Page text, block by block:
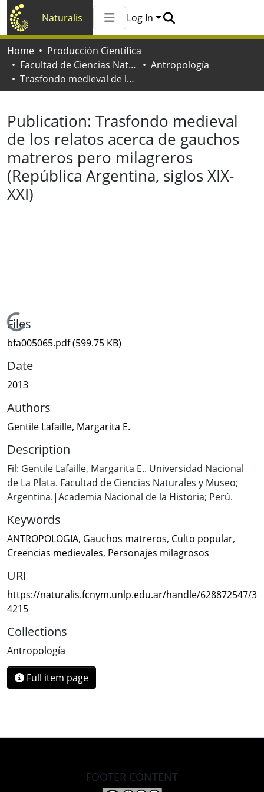
Naturalis
All of Naturalis
Log In
Home
Producción Científica
Facultad de Ciencias Naturales y Museo
Antropología
Trasfondo medieval de los relatos acerca de gauchos matreros pero milagreros (República Argentina, siglos XIX-XXI)
Publication: Trasfondo medieval
de los relatos acerca de gauchos
matreros pero milagreros
(República Argentina, siglos XIX-
XXI)
Loading...
Files
bfa005065.pdf(599.75 KB)
Date
2013
Authors
Gentile Lafaille, Margarita E.
Description
Fil: Gentile Lafaille, Margarita E.. Universidad Nacional
de La Plata. Facultad de Ciencias Naturales y Museo;
Argentina.|Academia Nacional de la Historia; Perú.
Keywords
ANTROPOLOGIA, Gauchos matreros, Culto popular,
Creencias medievales, Personajes milagrosos
URI
https://naturalis.fcnym.unlp.edu.ar/handle/628872547/3
4215
Collections
Antropología
Full item page
FOOTER CONTENT